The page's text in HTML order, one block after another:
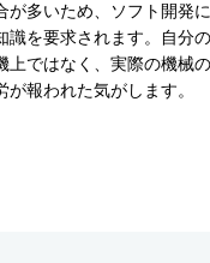
が多いため、ソフト開発
識を要求されます。自分
上ではなく、実際の機械
報われた気がします。